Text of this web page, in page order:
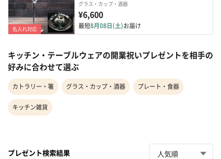
名入れ対応
グラス・カップ・酒器
¥6,600
最短8月08日(土)お届け
キッチン・テーブルウェアの開業祝いプレゼントを相手の
好みに合わせて選ぶ
カトラリー・箸 グラス・カップ・酒器 プレート・食器
キッチン雑貨
プレゼント検索結果